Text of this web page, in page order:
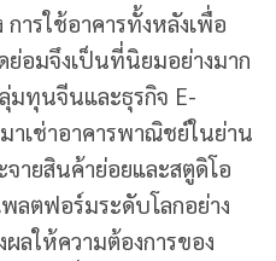
การใช้อาคารทั้งหลังเพื่อ
อมจึงเป็นที่นิยมอย่างมาก
มทุนจีนและธุรกิจ E-
าเช่าอาคารพาณิชย์ในย่าน
ายสินค้าย่อยและสตูดิโอ
ลตฟอร์มระดับโลกอย่าง
ลให้ความต้องการของ